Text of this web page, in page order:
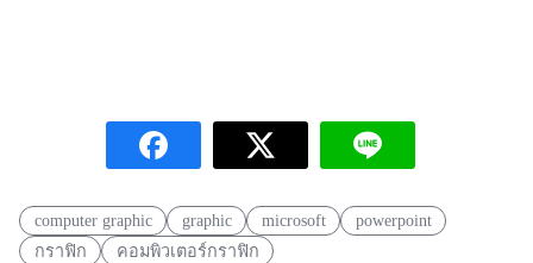
computer graphic graphic microsoft
powerpoint
กราฟิก
คอมพิวเตอร์กราฟิก